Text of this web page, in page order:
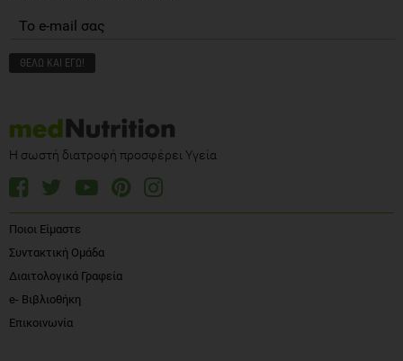
Η σωστή διατροφή προσφέρει Υγεία
Ποιοι Είμαστε
Συντακτική Ομάδα
Διαιτολογικά Γραφεία
e- Βιβλιοθήκη
Επικοινωνία